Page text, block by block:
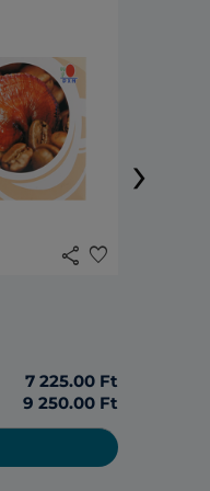
share favorite
7 225.00 Ft
9 250.00 Ft
›